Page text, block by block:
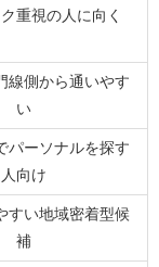
重視の人に向く
線側から通いやす
い
パーソナルを探す
人向け
すい地域密着型候
補